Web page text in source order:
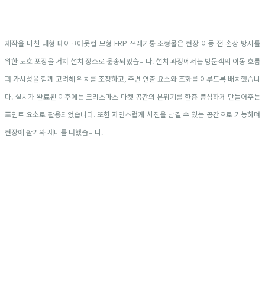
제작을 마친 대형 테이크아웃컵 모형 FRP 쓰레기통 조형물은 현장 이동 전 손상 방지를
위한 보호 포장을 거쳐 설치 장소로 운송되었습니다. 설치 과정에서는 방문객의 이동 흐름
과 가시성을 함께 고려해 위치를 조정하고, 주변 연출 요소와 조화를 이루도록 배치했습니
다. 설치가 완료된 이후에는 크리스마스 마켓 공간의 분위기를 한층 풍성하게 만들어주는
포인트 요소로 활용되었습니다. 또한 자연스럽게 사진을 남길 수 있는 공간으로 기능하며
현장에 활기와 재미를 더했습니다.